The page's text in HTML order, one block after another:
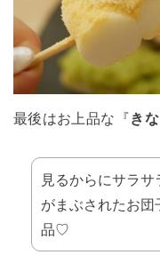
最後はお上品な『きな
見るからにサラサ
がまぶされたお団
品♡